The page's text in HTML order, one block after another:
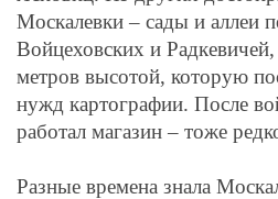
Москалевки – сады и аллеи
Войцеховских и
метров высотой, которую
нужд картографии. После
работал магазин – тоже
Разные времена знала